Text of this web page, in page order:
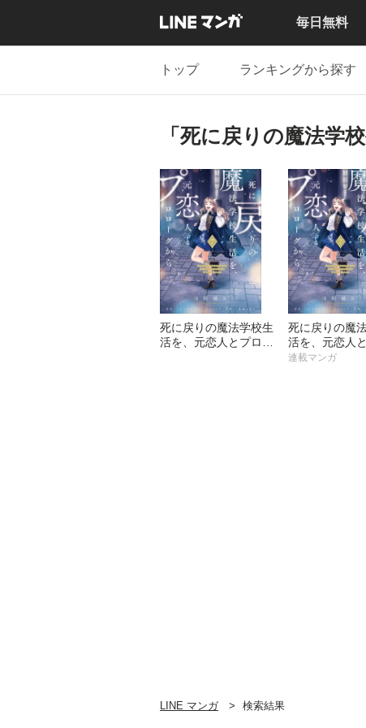
毎日無料
トップ ランキングから探す
「死に戻りの魔法学
死に戻りの魔法学校生
活を、元恋人とプロロ
死に戻りの魔
活を、元恋人と
ーグから【分冊
連載マンガ
LINE マンガ 検索結果